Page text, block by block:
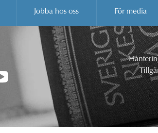
Jobba hos oss För media